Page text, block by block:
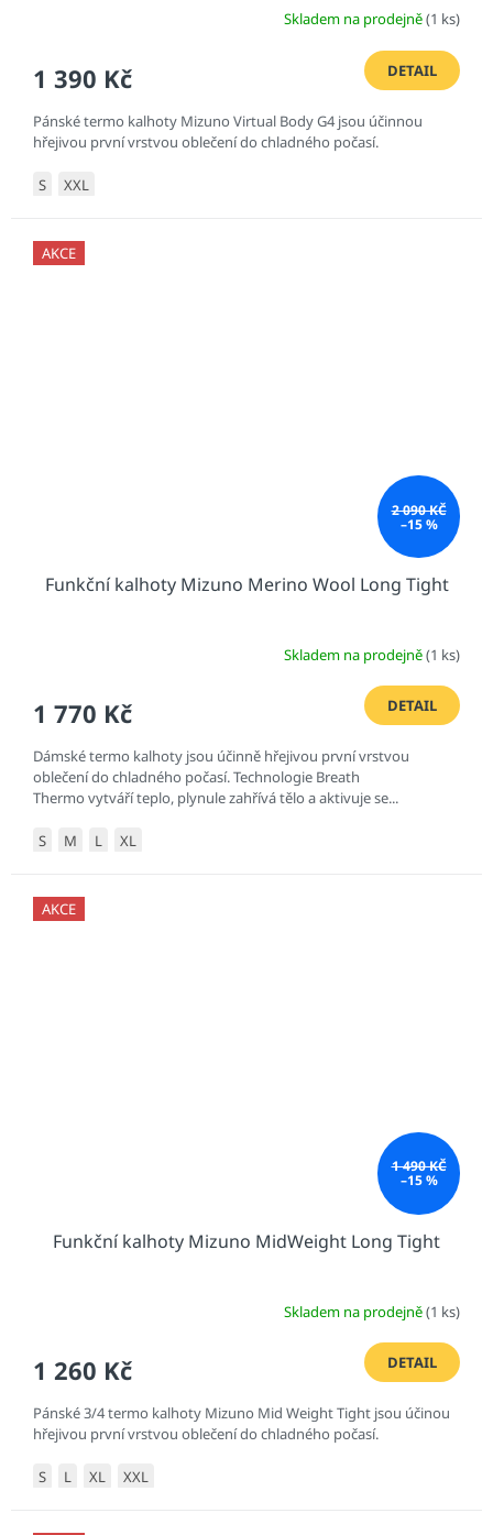
Skladem na prodejně(1 ks)
1 390 Kč DETAIL
Pánské termo kalhoty Mizuno Virtual Body G4 jsou účinnou
hřejivou první vrstvou oblečení do chladného počasí.
S XXL
AKCE
2 090 KČ
–15 %
Funkční kalhoty Mizuno Merino Wool Long Tight
Skladem na prodejně(1 ks)
1 770 Kč DETAIL
Dámské termo kalhoty jsou účinně hřejivou první vrstvou
oblečení do chladného počasí. Technologie Breath
Thermo vytváří teplo, plynule zahřívá tělo a aktivuje se...
S M L XL
AKCE
1 490 KČ
–15 %
Funkční kalhoty Mizuno MidWeight Long Tight
Skladem na prodejně(1 ks)
1 260 Kč DETAIL
Pánské 3/4 termo kalhoty Mizuno Mid Weight Tight jsou účinou
hřejivou první vrstvou oblečení do chladného počasí.
S L XL XXL